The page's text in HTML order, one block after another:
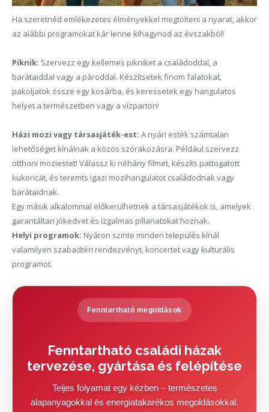
Ha szeretnéd emlékezetes élményekkel megtölteni a nyarat, akkor
az alábbi programokat kár lenne kihagynod az évszakból!
Piknik: Szervezz egy kellemes pikniket a családoddal, a
barátaiddal vagy a pároddal. Készítsetek finom falatokat,
pakoljatok össze egy kosárba, és keressetek egy hangulatos
helyet a természetben vagy a vízparton!
Házi mozi vagy társasjáték-est: A nyári esték számtalan
lehetőséget kínálnak a közös szórakozásra. Például szervezz
otthoni moziestet! Válassz ki néhány filmet, készíts pattogatott
kukoricát, és teremts igazi mozihangulatot családodnak vagy
barátaidnak.
Egy másik alkalommal előkerülhetnek a társasjátékok is, amelyek
garantáltan jókedvet és izgalmas pillanatokat hoznak.
Helyi programok: Nyáron szinte minden település kínál
valamilyen szabadtéri rendezvényt, koncertet vagy kulturális
programot.
Fenntartható megoldások
Fenntartható családi házak
tervezése, gyártása és felépítése
Teljes folyamat egy kézben – természetes
alapanyagokkal és energiatakarékos megoldásokkal.